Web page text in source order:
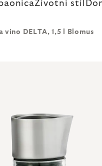
Životni stil
vino DELTA, 1,5 l Blomus